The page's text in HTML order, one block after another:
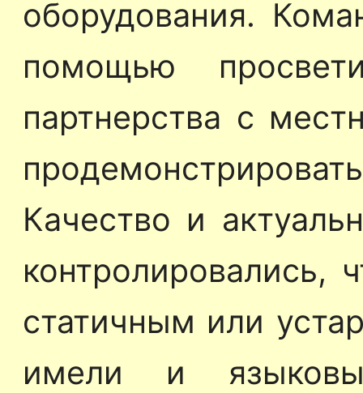
оборудования.
помощью
партнерства с
Качество и
контролировались,
статичным или
имели и